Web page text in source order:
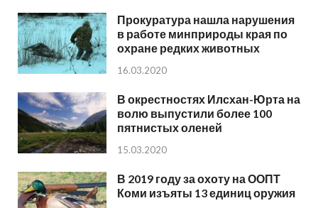
Прокуратура нашла нарушения
в работе минприроды края по
охране редких животных
16.03.2020
В окрестностях Илсхан-Юрта на
волю выпустили более 100
пятнистых оленей
15.03.2020
В 2019 году за охоту на ООПТ
Коми изъяты 13 единиц оружия